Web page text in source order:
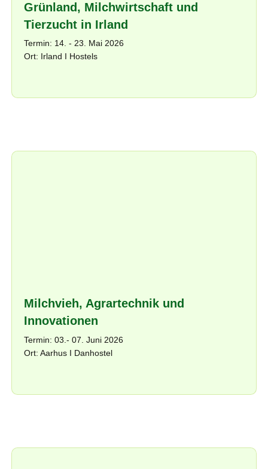
Grünland, Milchwirtschaft und
Tierzucht in Irland
Termin: 14. - 23. Mai 2026
Ort: Irland I Hostels
Milchvieh, Agrartechnik und
Innovationen
Termin: 03.- 07. Juni 2026
Ort: Aarhus I Danhostel